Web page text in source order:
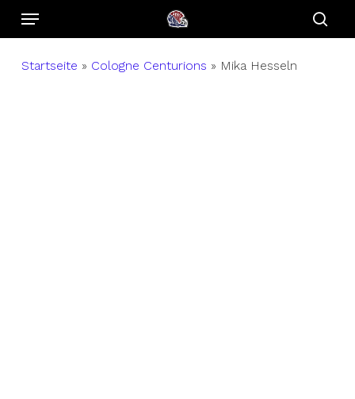
SkipMenu
Startseite » Cologne Centurions » Mika Hesseln